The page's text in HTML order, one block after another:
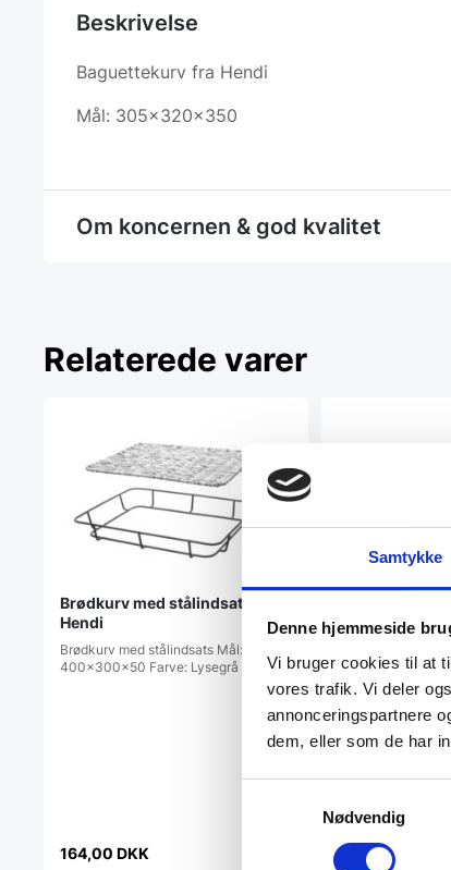
Samtykke
Denne hjemmeside
Vi bruger cookies til at
vores trafik. Vi deler
annonceringspartnere
dem, eller som de har
Nødvendig
Beskrivelse
Baguettekurv fra Hendi
Mål: 305x320x350
Om koncernen & god kvalitet
Relaterede varer
Brødkurv med stålindsats,
Hendi
Brødkurv med stålindsats Mål:
400x300x50 Farve: Lysegrå
164,00 DKK
Snackkurv,
Snackkurv fra
44,00DKK